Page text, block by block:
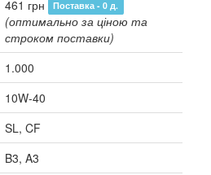
461 грн
Поставка - 0 д.
(оптимально за ціною та
строком поставки)
1.000
10W-40
SL, CF
B3, A3